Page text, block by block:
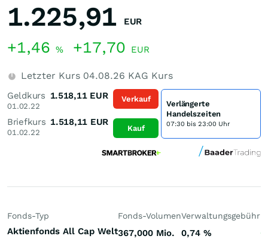
1.225,91 EUR
+1,46 % +17,70 EUR
Letzter Kurs 04.08.26 KAG Kurs
Geldkurs
01.02.22
1.518,11 EUR
Briefkurs
01.02.22
1.518,11 EUR
Verkauf
Kauf
Verlängerte
Handelszeiten
07:30 bis 23:00 Uhr
Fonds-Typ
Aktienfonds All Cap Welt
Fonds-Volumen
367,000 Mio.
Verwaltungsgebühr
0,74 %